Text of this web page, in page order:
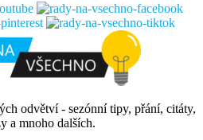
odvětví - sezónní tipy, přání, citáty,
a mnoho dalších.